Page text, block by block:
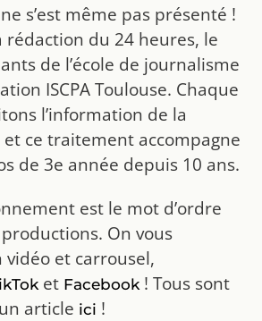
s’est même pas présenté !
rédaction du 24 heures, le
de l’école de journalisme
ISCPA Toulouse. Chaque
l’information de la
ce traitement accompagne
de 3e année depuis 10 ans.
est le mot d’ordre
On vous
et carrousel,
et Facebook! Tous sont
article ici !